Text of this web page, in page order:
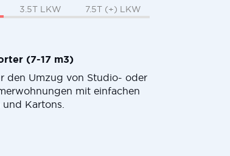
3.5T LKW 7.5T (+) LKW
(7-17 m3)
den Umzug von Studio- oder
mit einfachen
Kartons.